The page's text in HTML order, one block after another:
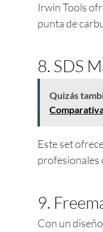
Irwin Tools
punta de
8. SDS
Quizás
Este set
profesionales
9.
Con un